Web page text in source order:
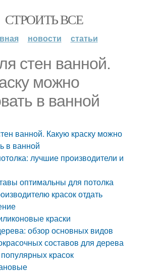
СТРОИТЬ ВСЕ
новости статьи
стен ванной.
можно
в ванной
ванной. Какую краску можно
в ванной
лучшие производители и
оптимальны для потолка
красок отдать
краски
обзор основных видов
составов для дерева
красок